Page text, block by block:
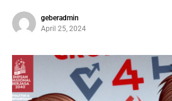
geberadmin
April 25, 2024